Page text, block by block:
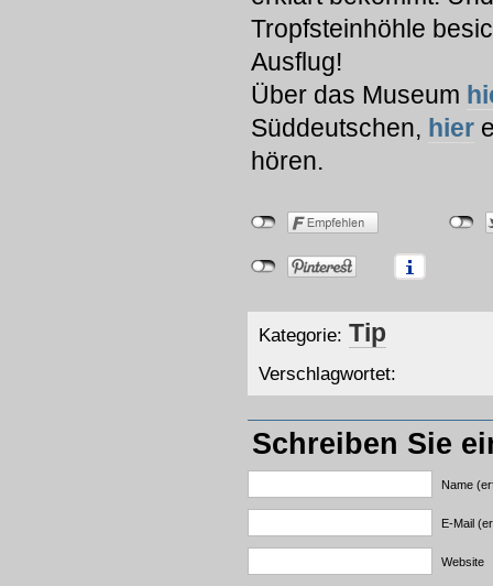
Tropfsteinhöhle
Ausflug!
Über das Museum
Süddeutschen, hier
hören.
Kategorie: Tip
Verschlagwortet:
Schreiben Sie
Name
E-Mail
Website